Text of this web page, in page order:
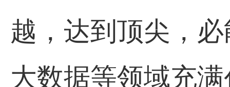
越，达到顶尖，
大数据等领域充